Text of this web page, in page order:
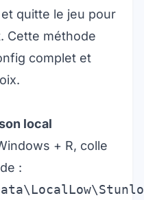
quitte le jeu pour
Cette méthode
complet et
local
+ R, colle
: